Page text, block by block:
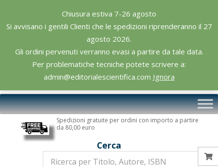
Chiusura estiva 7-26 agosto
Si avvisano i gentili Clienti che le spedizioni riprenderanno il 27
agosto 2026.
Gli ordini pervenuti verranno evasi a partire da tale data.
Per problematiche tecniche potete scrivere a:
admin@editorialescientifica.com Ignora
content
Editoriale
Scientifica
Primary
Navigation
Spedizioni gratuite per ordini con importo a partire
da 80,00 euro
Cerca